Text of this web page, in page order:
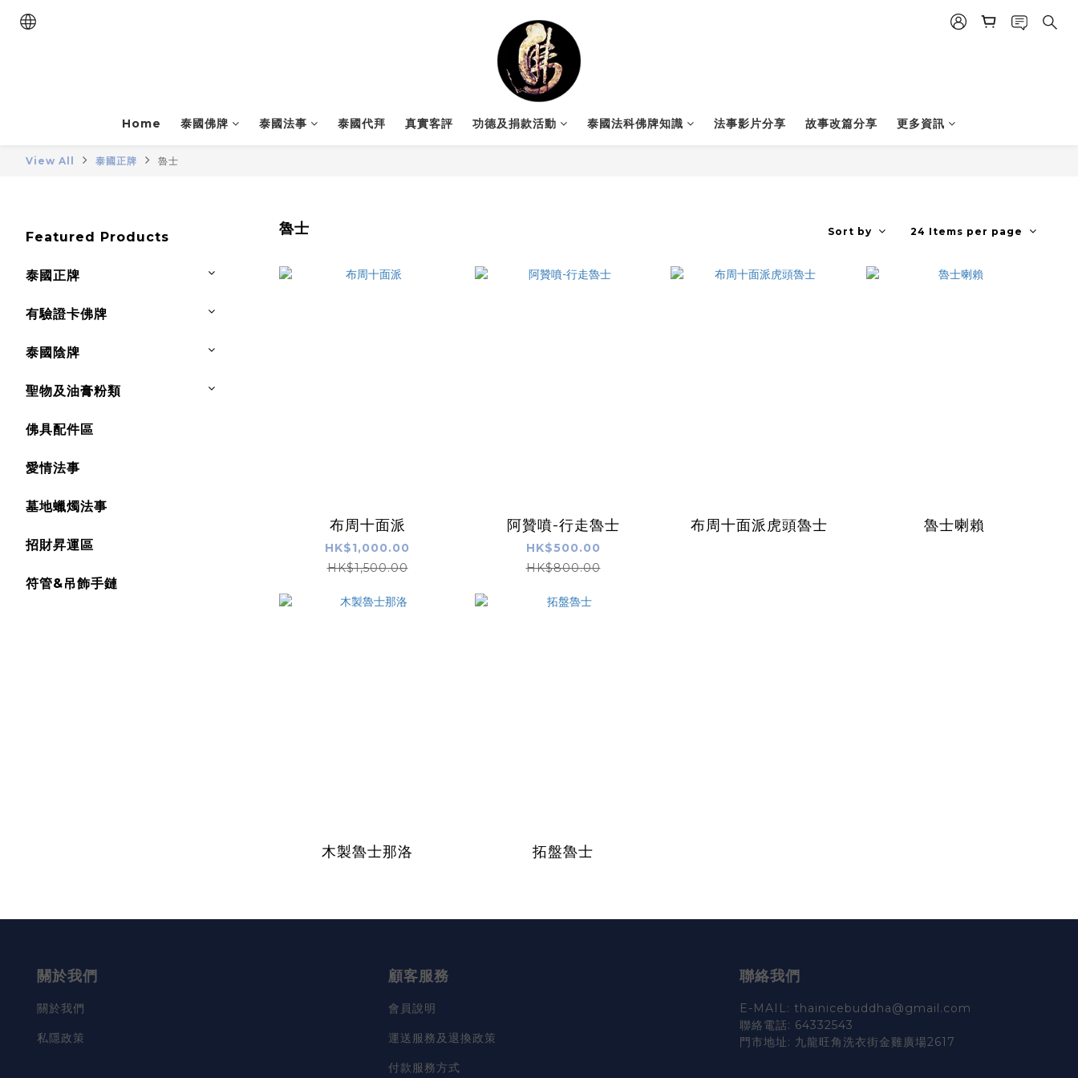
Home 泰國佛牌 泰國法事 泰國代拜 真實客評 功德及捐款活動 泰國法科佛牌知識 法事影片分享 故事改篇分享 更多資訊
View All 泰國正牌 魯士
Featured Products
泰國正牌
有驗證卡佛牌
泰國陰牌
聖物及油膏粉類
佛具配件區
愛情法事
墓地蠟燭法事
招財昇運區
符管&吊飾手鏈
魯士 Sort by 24 Items per page
布周十面派
HK$1,000.00
HK$1,500.00
阿贊噴-行走魯士
HK$500.00
HK$800.00
布周十面派虎頭魯士 魯士喇賴
木製魯士那洛 拓盤魯士
關於我們
關於我們
私隱政策
顧客服務
會員說明
運送服務及退換政策
付款服務方式
聯絡我們
E-MAIL: thainicebuddha@gmail.com
聯絡電話: 64332543
門市地址: 九龍旺角洗衣街金雞廣場2617